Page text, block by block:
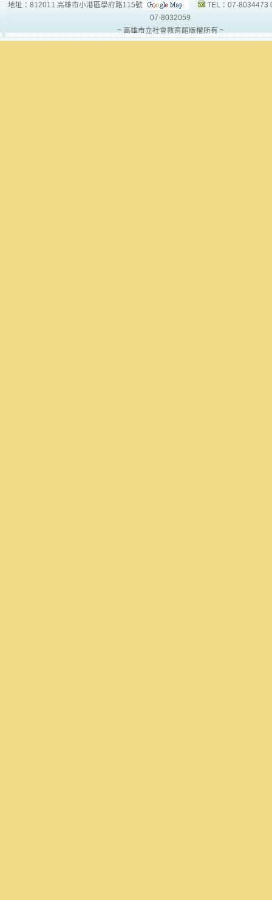
地址：812011 高雄市小港區學府路115號
TEL：07-8034473
07-8032059
~ 高雄市立社會教育館版權所有 ~